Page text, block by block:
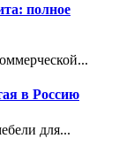
полное
в Россию
для...